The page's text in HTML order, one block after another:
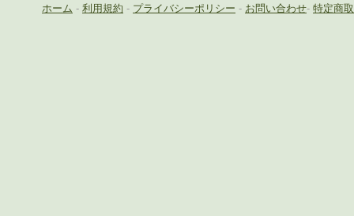
ホーム - 利用規約 - プライバシーポリシー - お問い合わせ- 特定商